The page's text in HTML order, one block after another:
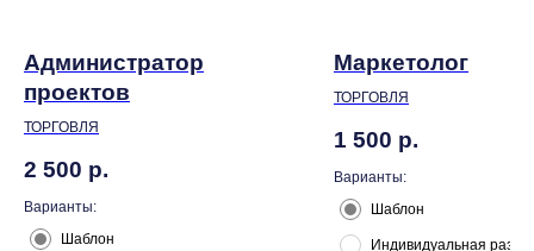
Администратор
проектов
ТОРГОВЛЯ
2 500 р.
Варианты:
Шаблон
Маркетолог
ТОРГОВЛЯ
1 500 р.
Варианты:
Шаблон
Индивидуальная